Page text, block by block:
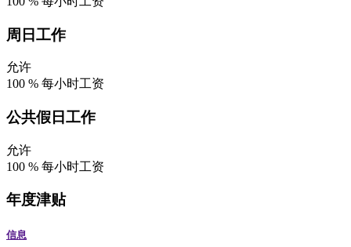
周日工作
允许
100 % 每小时工资
公共假日工作
允许
100 % 每小时工资
年度津贴
信息